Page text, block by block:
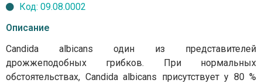
Код: 09.08.0002
Описание
Candida albicans один из представителей
дрожжеподобных грибков. При нормальных
обстоятельствах, Candida albicans присутствует у 80 %